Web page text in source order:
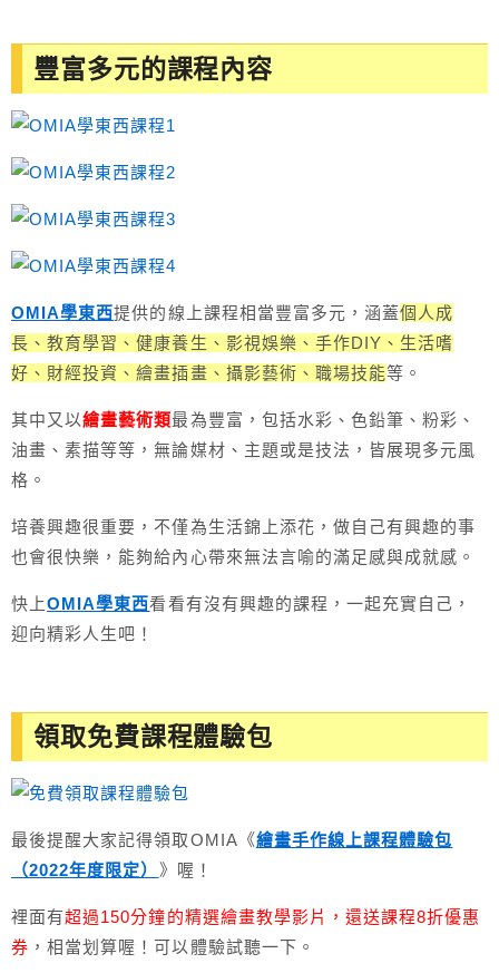
豐富多元的課程內容
OMIA學東西提供的線上課程相當豐富多元，涵蓋個人成
長、教育學習、健康養生、影視娛樂、手作DIY、生活嗜
好、財經投資、繪畫插畫、攝影藝術、職場技能等。
其中又以繪畫藝術類最為豐富，包括水彩、色鉛筆、粉彩、
油畫、素描等等，無論媒材、主題或是技法，皆展現多元風
格。
培養興趣很重要，不僅為生活錦上添花，做自己有興趣的事
也會很快樂，能夠給內心帶來無法言喻的滿足感與成就感。
快上OMIA學東西看看有沒有興趣的課程，一起充實自己，
迎向精彩人生吧！
領取免費課程體驗包
最後提醒大家記得領取OMIA《繪畫手作線上課程體驗包
（2022年度限定） 》喔！
裡面有超過150分鐘的精選繪畫教學影片，還送課程8折優惠
券 ，相當划算喔！可以體驗試聽一下。